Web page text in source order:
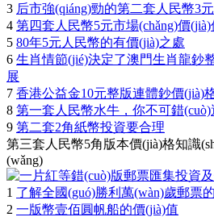
3 后市強(qiáng)勁的第二套人民幣3元
4 第四套人民幣5元市場(chǎng)價
5 80年5元人民幣的有價(jià)之處
6 生肖情節(jié)決定了澳門生肖龍鈔
展
7 香港公益金10元整版連體鈔價(jià)
8 第一套人民幣水牛，你不可錯
9 第二套2角紙幣投資要合理
第三套人民幣5角版本價(jià)格知識
(wǎng)
1 了解全國(guó)勝利萬(wàn)歲郵票
2 一版幣壹佰圓帆船的價(jià)值